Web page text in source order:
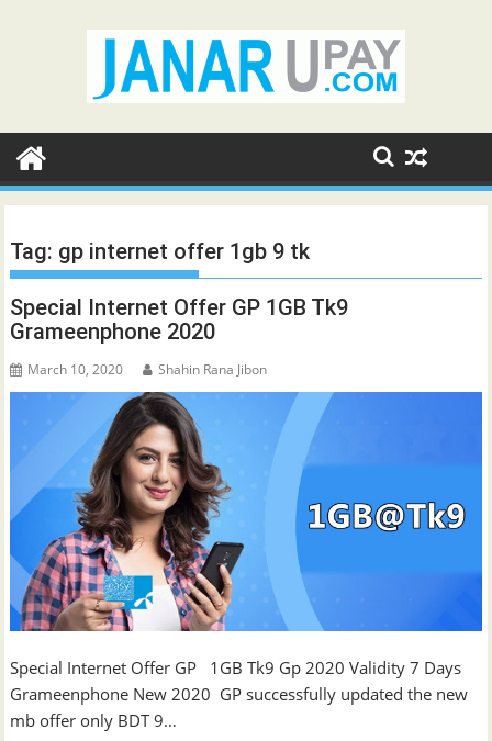
Tag: gp internet offer 1gb 9 tk
Special Internet Offer GP 1GB Tk9
Grameenphone 2020
March 10, 2020 Shahin Rana Jibon
Special Internet Offer GP 1GB Tk9 Gp 2020 Validity 7 Days
Grameenphone New 2020 GP successfully updated the new
mb offer only BDT 9…